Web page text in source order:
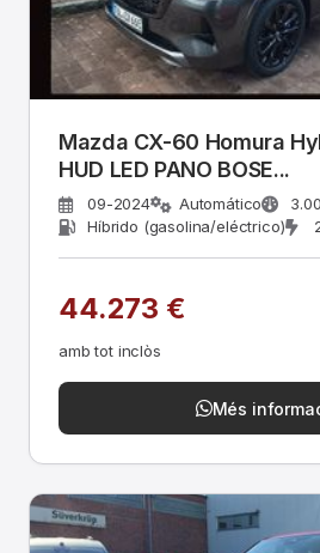
Mazda CX-60 Homura
HUD LED PANO BOSE...
09-2024 Automático
Híbrido (gasolina/eléctrico)
44.273 €
amb tot inclòs
Més